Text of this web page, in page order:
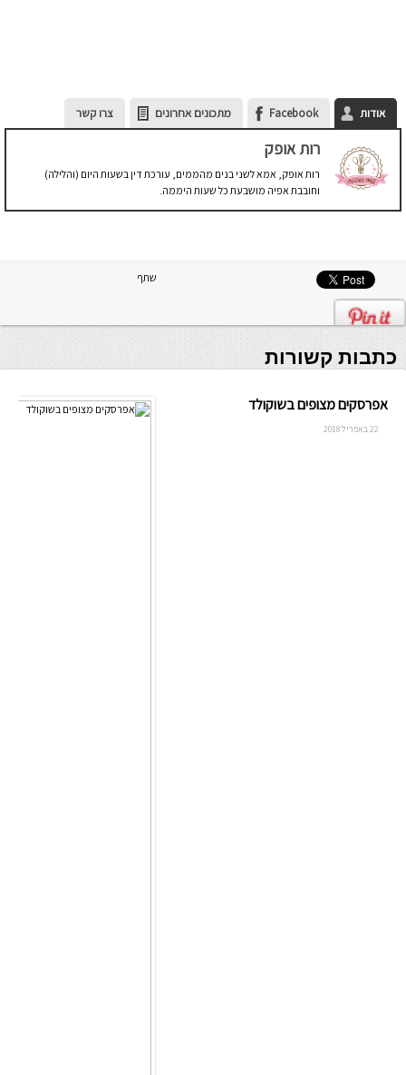
אודות Facebook מתכונים אחרונים צרו קשר
רות אופק
רות אופק, אמא לשני בנים מהממים, עורכת דין בשעות היום (והלילה)
וחובבת אפיה מושבעת כל שעות היממה.
שתף
כתבות קשורות
אפרסקים מצופים בשוקולד
22 באפריל 2018